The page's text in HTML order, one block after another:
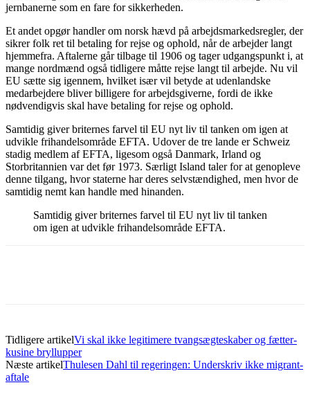
jernbanerne som en fare for sikkerheden.
Et andet opgør handler om norsk hævd på arbejdsmarkedsregler, der
sikrer folk ret til betaling for rejse og ophold, når de arbejder langt
hjemmefra. Aftalerne går tilbage til 1906 og tager udgangspunkt i, at
mange nordmænd også tidligere måtte rejse langt til arbejde. Nu vil
EU sætte sig igennem, hvilket især vil betyde at udenlandske
medarbejdere bliver billigere for arbejdsgiverne, fordi de ikke
nødvendigvis skal have betaling for rejse og ophold.
Samtidig giver briternes farvel til EU nyt liv til tanken om igen at
udvikle frihandelsområde EFTA. Udover de tre lande er Schweiz
stadig medlem af EFTA, ligesom også Danmark, Irland og
Storbritannien var det før 1973. Særligt Island taler for at genopleve
denne tilgang, hvor staterne har deres selvstændighed, men hvor de
samtidig nemt kan handle med hinanden.
Samtidig giver briternes farvel til EU nyt liv til tanken
om igen at udvikle frihandelsområde EFTA.
Tidligere artikelVi skal ikke legitimere tvangsægteskaber og fætter-
kusine bryllupper
Næste artikelThulesen Dahl til regeringen: Underskriv ikke migrant-
aftale